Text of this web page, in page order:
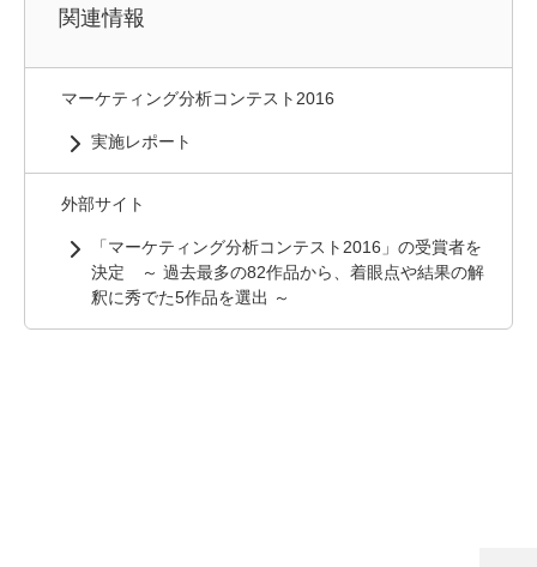
関連情報
マーケティング分析コンテスト2016
実施レポート
外部サイト
「マーケティング分析コンテスト2016」の受賞者を
決定 ～ 過去最多の82作品から、着眼点や結果の解
釈に秀でた5作品を選出 ～